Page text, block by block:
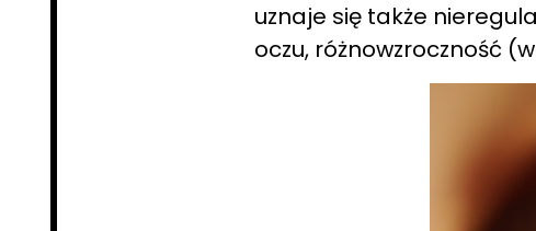
uznaje się także
oczu, różnowzroczność